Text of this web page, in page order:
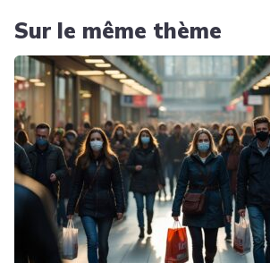
Sur le même thème